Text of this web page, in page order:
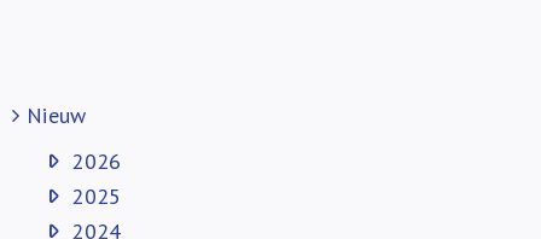
Nieuw
2026
2025
2024